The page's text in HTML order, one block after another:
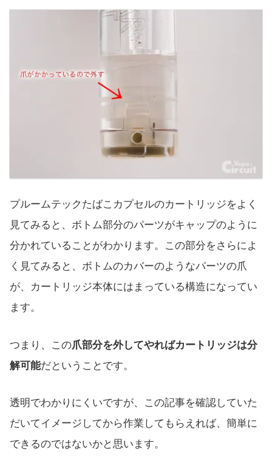
プルームテックたばこカプセルのカートリッジをよく
見てみると、ボトム部分のパーツがキャップのように
分かれていることがわかります。この部分をさらによ
く見てみると、ボトムのカバーのようなパーツの爪
が、カートリッジ本体にはまっている構造になってい
ます。
つまり、この爪部分を外してやればカートリッジは分
解可能だということです。
透明でわかりにくいですが、この記事を確認していた
だいてイメージしてから作業してもらえれば、簡単に
できるのではないかと思います。